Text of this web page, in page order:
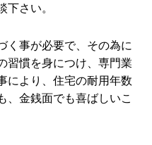
さい。
く事が必要で、その為に
習慣を身につけ、専門業
により、住宅の耐用年数
、金銭面でも喜ばしいこ